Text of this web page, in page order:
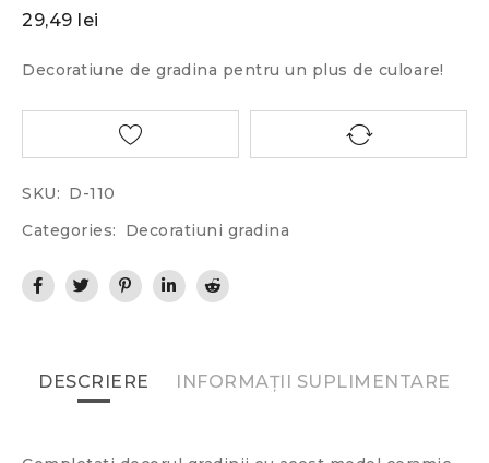
29,49 lei
Decoratiune de gradina pentru un plus de culoare!
SKU: D-110
Categories:
Decoratiuni gradina
DESCRIERE INFORMAȚII SUPLIMENTARE